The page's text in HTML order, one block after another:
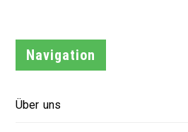
Navigation
Über uns